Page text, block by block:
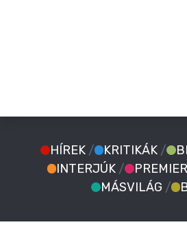
HÍREK / KRITIKÁK /
INTERJÚK /
MÁSVILÁG /